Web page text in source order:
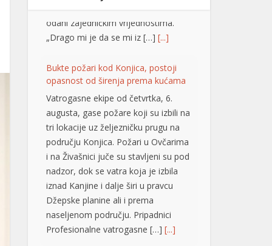
Bukte požari kod Konjica, postoji
opasnost od širenja prema kućama
Vatrogasne ekipe od četvrtka, 6.
augusta, gase požare koji su izbili na
tri lokacije uz željezničku prugu na
području Konjica. Požari u Ovčarima
i na Živašnici juče su stavljeni su pod
nadzor, dok se vatra koja je izbila
iznad Kanjine i dalje širi u pravcu
Džepske planine ali i prema
naseljenom području. Pripadnici
Profesionalne vatrogasne […]
”Rusija i SAD da podrže proglašenje
bonskih ovlaštenja ništavnim i